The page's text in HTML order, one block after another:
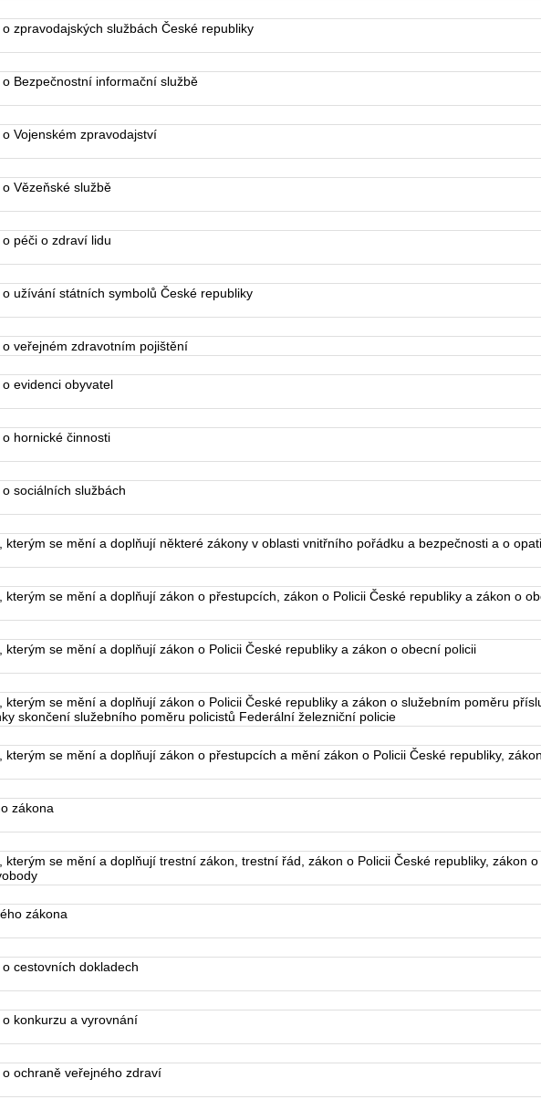
zpravodajských službách České republiky
Bezpečnostní informační službě
Vojenském zpravodajství
Vězeňské službě
péči o zdraví lidu
užívání státních symbolů České republiky
veřejném zdravotním pojištění
evidenci obyvatel
hornické činnosti
sociálních službách
kterým se mění a doplňují některé zákony v oblasti vnitřního pořádku a bezpečnosti a o
kterým se mění a doplňují zákon o přestupcích, zákon o Policii České republiky a zákon o
kterým se mění a doplňují zákon o Policii České republiky a zákon o obecní policii
kterým se mění a doplňují zákon o Policii České republiky a zákon o služebním poměru
skončení služebního poměru policistů Federální železniční policie
kterým se mění a doplňují zákon o přestupcích a mění zákon o Policii České republiky,
zákona
kterým se mění a doplňují trestní zákon, trestní řád, zákon o Policii České republiky, zákon
zákona
cestovních dokladech
konkurzu a vyrovnání
ochraně veřejného zdraví